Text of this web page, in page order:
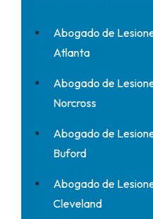
Abogado de
Atlanta
Abogado de
Norcross
Abogado de
Buford
Abogado de
Cleveland